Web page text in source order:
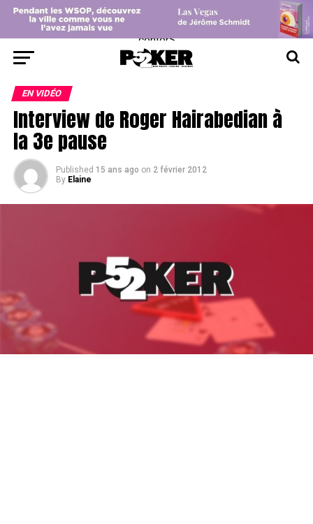
center>
EN VIDÉO
Interview de Roger Hairabedian à
la 3e pause
Published 15 ans ago on 2 février 2012
By Elaine